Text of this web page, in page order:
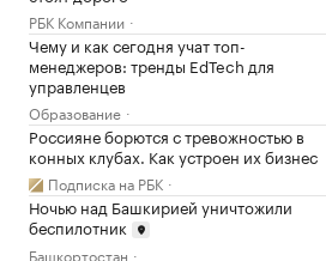
РБК Компании
Чему и как сегодня учат топ-
менеджеров: тренды EdTech для
управленцев
Образование
Россияне борются с тревожностью в
конных клубах. Как устроен их бизнес
Подписка на РБК
Ночью над Башкирией уничтожили
беспилотник
Башкортостан